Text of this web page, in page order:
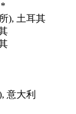
), 土耳其
意大利